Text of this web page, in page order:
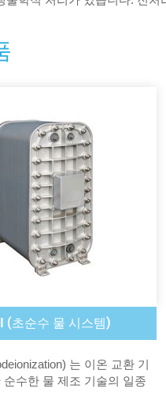
(초순수 물 시스템)
는 이온 교환 기
순수한 물 제조 기술의 일종